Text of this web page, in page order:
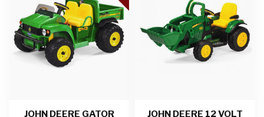
JOHN DEERE GATOR
JOHN DEERE 12 VOLT